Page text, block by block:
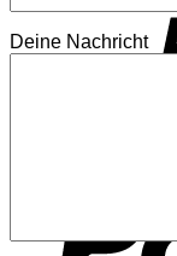
Deine Nachricht